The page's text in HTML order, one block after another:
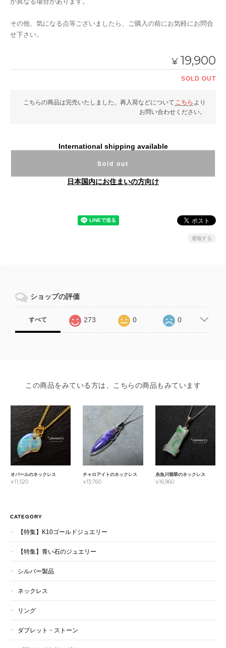
その他、気になる点等ございましたら、ご購入の前にお気軽にお問合
せ下さい。
¥ 19,900
SOLD OUT
こちらの商品は完売いたしました。再入荷などについて こちら より
お問い合わせください。
International shipping available
Sold out
日本国内にお住まいの方向け
通報する
ショップの評価
すべて 273 0 0
この商品をみている方は、こちらの商品もみています
オパールのネックレス
¥11,520
チャロアイトのネックレス
¥13,760
糸魚川翡翠のネックレス
¥16,960
CATEGORY
【特集】K10ゴールドジュエリー
【特集】青い石のジュエリー
シルバー製品
ネックレス
リング
ダブレット・ストーン